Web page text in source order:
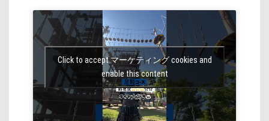
Click to accept マーケティング cookies and
enable this content